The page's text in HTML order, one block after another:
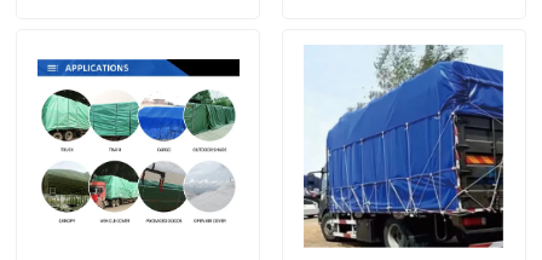
المنتجات
حول بنا
ضبط الجودة